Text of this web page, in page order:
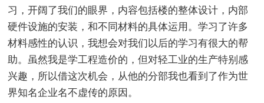
习，开阔了我们的眼界，内容包括楼的整体设计，内部
硬件设施的安装，和不同材料的具体运用。学习了许多
材料感性的认识，我想会对我们以后的学习有很大的帮
助。虽然我是学工程造价的，但对轻工业的生产特别感
兴趣，所以借这次机会，从他的分部我也看到了作为世
界知名企业名不虚传的原因。